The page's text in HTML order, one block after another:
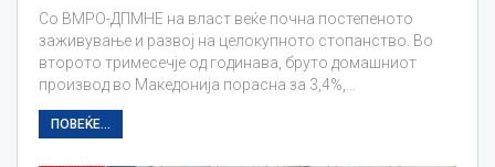
Со ВМРО-ДПМНЕ на власт веќе почна постепеното
заживување и развој на целокупното стопанство. Во
второто тримесечје од годинава, бруто домашниот
производ во Македонија порасна за 3,4%,…
ПОВЕЌЕ...